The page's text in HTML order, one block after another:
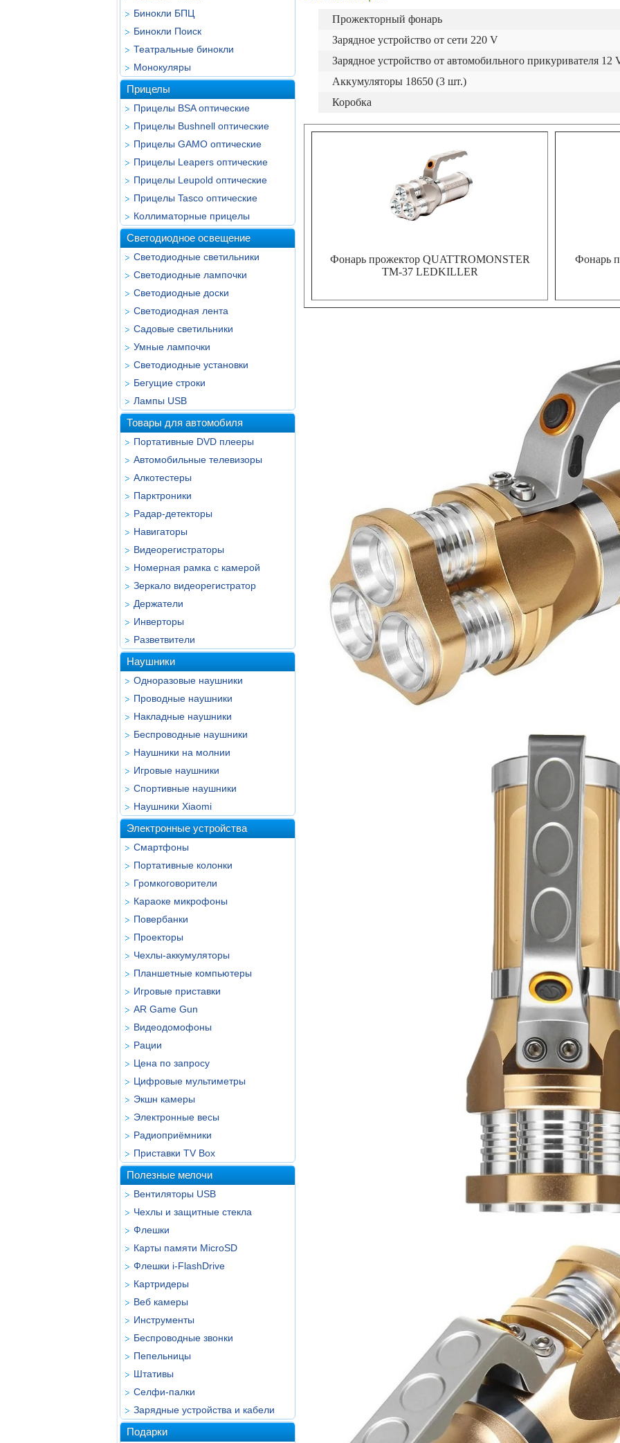
Бинокли БПЦ
Бинокли Поиск
Театральные бинокли
Монокуляры
Прицелы
Прицелы BSA оптические
Прицелы Bushnell оптические
Прицелы GAMO оптические
Прицелы Leapers оптические
Прицелы Leupold оптические
Прицелы Tasco оптические
Коллиматорные прицелы
Светодиодное освещение
Светодиодные светильники
Светодиодные лампочки
Светодиодные доски
Светодиодная лента
Садовые светильники
Умные лампочки
Светодиодные установки
Бегущие строки
Лампы USB
Товары для автомобиля
Портативные DVD плееры
Автомобильные телевизоры
Алкотестеры
Парктроники
Радар-детекторы
Навигаторы
Видеорегистраторы
Номерная рамка с камерой
Зеркало видеорегистратор
Держатели
Инверторы
Разветвители
Наушники
Одноразовые наушники
Проводные наушники
Накладные наушники
Беспроводные наушники
Наушники на молнии
Игровые наушники
Спортивные наушники
Наушники Xiaomi
Электронные устройства
Смартфоны
Портативные колонки
Громкоговорители
Караоке микрофоны
Повербанки
Проекторы
Чехлы-аккумуляторы
Планшетные компьютеры
Игровые приставки
AR Game Gun
Видеодомофоны
Рации
Цена по запросу
Цифровые мультиметры
Экшн камеры
Электронные весы
Радиоприёмники
Приставки TV Box
Полезные мелочи
Вентиляторы USB
Чехлы и защитные стекла
Флешки
Карты памяти MicroSD
Флешки i-FlashDrive
Картридеры
Веб камеры
Инструменты
Беспроводные звонки
Пепельницы
Штативы
Селфи-палки
Зарядные устройства и кабели
Подарки
Прожекторный фонарь
Зарядное устройство от сети 220 V
Зарядное устройство от автомобильного прикуривателя 12
Аккумуляторы 18650 (3 шт.)
Коробка
Фонарь прожектор QUATTROMONSTER
TM-37 LEDKILLER
Фонарь